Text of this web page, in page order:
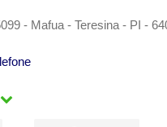
- Mafua - Teresina - PI -